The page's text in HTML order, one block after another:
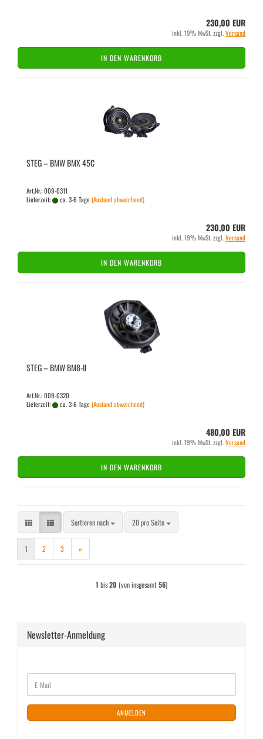
230,00 EUR
inkl. 19% MwSt. zzgl.Versand
IN DEN WARENKORB
STEG – BMW BMX 45C
Art.Nr.: 009-0311
Lieferzeit:
ca. 3-6 Tage(Ausland abweichend)
230,00 EUR
inkl. 19% MwSt. zzgl.Versand
IN DEN WARENKORB
STEG – BMW BM8-​II
Art.Nr.: 009-0320
Lieferzeit:
ca. 3-6 Tage(Ausland abweichend)
480,00 EUR
inkl. 19% MwSt. zzgl.Versand
IN DEN WARENKORB
Sortieren nach
Sortieren nach 20 pro Seite
pro Seite
1 2 3 »
1 bis20 (von insgesamt56)
Newsletter-Anmeldung
ZUR
NEWSLETTER-
ANMELDUNG
E-
Mail
ANMELDEN